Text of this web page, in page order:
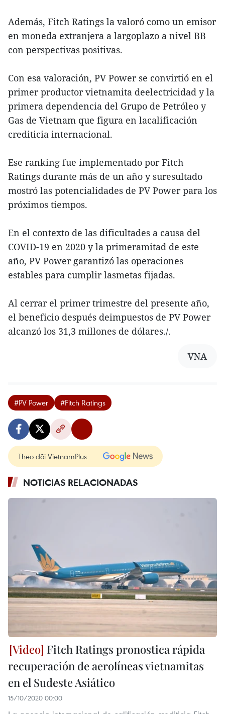
Además, Fitch Ratings la valoró como un emisor
en moneda extranjera a largoplazo a nivel BB
con perspectivas positivas.
Con esa valoración, PV Power se convirtió en el
primer productor vietnamita deelectricidad y la
primera dependencia del Grupo de Petróleo y
Gas de Vietnam que figura en lacalificación
crediticia internacional.
Ese ranking fue implementado por Fitch
Ratings durante más de un año y suresultado
mostró las potencialidades de PV Power para los
próximos tiempos.
En el contexto de las dificultades a causa del
COVID-19 en 2020 y la primeramitad de este
año, PV Power garantizó las operaciones
estables para cumplir lasmetas fijadas.
Al cerrar el primer trimestre del presente año,
el beneficio después deimpuestos de PV Power
alcanzó los 31,3 millones de dólares./.
VNA
#PV Power #Fitch Ratings
Theo dõi VietnamPlus
NOTICIAS RELACIONADAS
Fitch Ratings pronostica rápida
recuperación de aerolíneas vietnamitas
en el Sudeste Asiático
15/10/2020 00:00